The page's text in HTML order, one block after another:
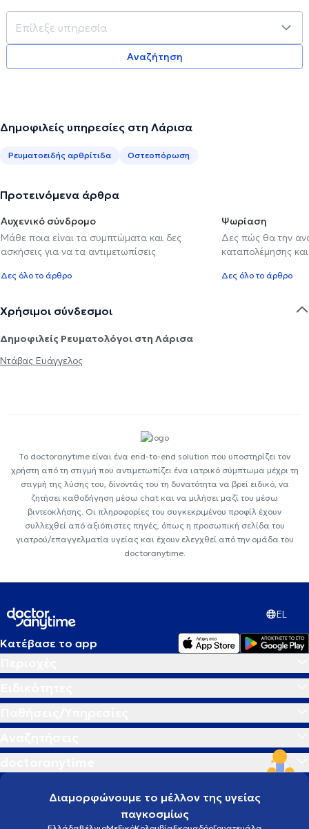
Αναζήτηση
Δημοφιλείς υπηρεσίες στη Λάρισα
Ρευματοειδής αρθρίτιδα Οστεοπόρωση
Προτεινόμενα άρθρα
Αυχενικό σύνδρομο
Μάθε ποια είναι τα συμπτώματα και δες
ασκήσεις για να τα αντιμετωπίσεις
Δες όλο το άρθρο
Ψωρίαση
Δες πώς θα την
καταπολέμησης
Δες όλο το άρθρο
Χρήσιμοι σύνδεσμοι
Δημοφιλείς Ρευματολόγοι στη Λάρισα
Ντάβας Ευάγγελος
Το doctoranytime είναι ένα end-to-end solution που υποστηρίζει τον
χρήστη από τη στιγμή που αντιμετωπίζει ένα ιατρικό σύμπτωμα μέχρι τη
στιγμή της λύσης του, δίνοντάς του τη δυνατότητα να βρεί ειδικό, να
ζητήσει καθοδήγηση μέσω chat και να μιλήσει μαζί του μέσω
βιντεοκλήσης. Οι πληροφορίες του συγκεκριμένου προφίλ έχουν
συλλεχθεί από αξιόπιστες πηγές, όπως η προσωπική σελίδα του
γιατρού/επαγγελματία υγείας και έχουν ελεγχθεί από την ομάδα του
doctoranytime.
EL
Κατέβασε το app
Διαμορφώνουμε το μέλλον της υγείας
παγκοσμίως